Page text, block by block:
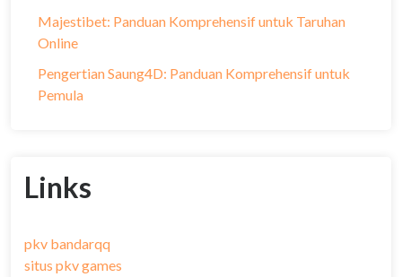
Majestibet: Panduan Komprehensif untuk Taruhan
Online
Pengertian Saung4D: Panduan Komprehensif untuk
Pemula
Links
pkv bandarqq
situs pkv games